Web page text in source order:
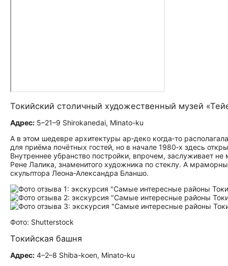
Токийский столичный художественный музей
Адрес: 5–21–9 Shirokanedai, Minato-ku
А в этом шедевре архитектуры ар‑деко когда‑то
для приёма почётных гостей, но в начале 1980‑х здесь
Внутреннее убранство постройки, впрочем, заслуживает
Рене Лалика, знаменитого художника по стеклу. А
скульптора Леона‑Александра Бланшо.
Фото: Shutterstock
Токийская башня
Адрес: 4–2–8 Shiba-koen, Minato-ku